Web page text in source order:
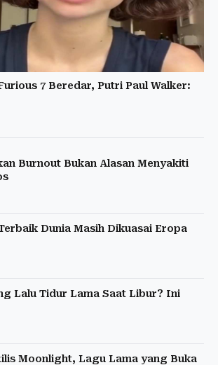
7 Beredar, Putri Paul Walker:
Burnout Bukan Alasan Menyakiti
Dunia Masih Dikuasai Eropa
Lalu Tidur Lama Saat Libur? Ini
Moonlight, Lagu Lama yang Buka